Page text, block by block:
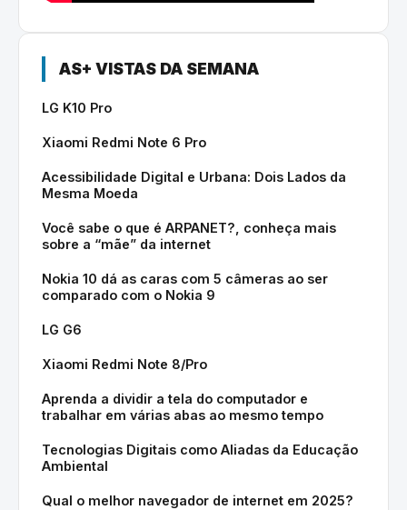
AS+ VISTAS DA SEMANA
LG K10 Pro
Xiaomi Redmi Note 6 Pro
Acessibilidade Digital e Urbana: Dois Lados da
Mesma Moeda
Você sabe o que é ARPANET?, conheça mais
sobre a “mãe” da internet
Nokia 10 dá as caras com 5 câmeras ao ser
comparado com o Nokia 9
LG G6
Xiaomi Redmi Note 8/Pro
Aprenda a dividir a tela do computador e
trabalhar em várias abas ao mesmo tempo
Tecnologias Digitais como Aliadas da Educação
Ambiental
Qual o melhor navegador de internet em 2025?